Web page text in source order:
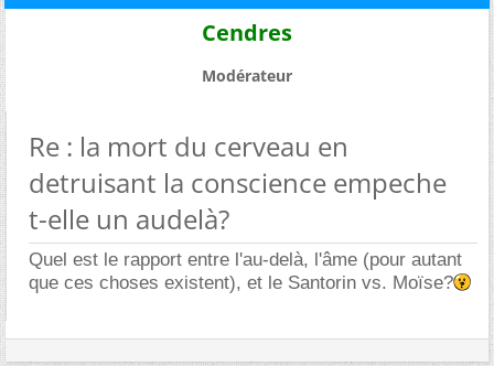
Cendres
Modérateur
Re : la mort du cerveau en
detruisant la conscience empeche
t-elle un audelà?
Quel est le rapport entre l'au-delà, l'âme (pour autant
que ces choses existent), et le Santorin vs. Moïse?